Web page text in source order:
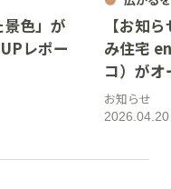
色」が
レポー
【お知
み住宅
コ）が
2026.04.20
お知らせ